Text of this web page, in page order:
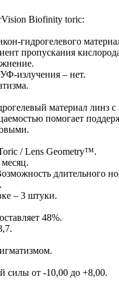
Biofinity toric:
гидрогелевого
пропускания
излучения – нет.
материал линз с
помогает
/ Lens Geometry™.
длительного
– 3 штуки.
48%.
силы от -10,00 до +8,00.